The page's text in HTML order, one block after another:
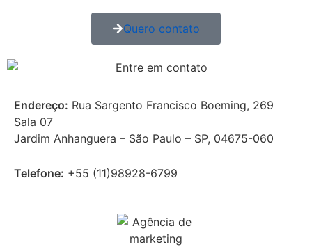
Quero contato
Endereço: Rua Sargento Francisco Boeming, 269
Sala 07
Jardim Anhanguera – São Paulo – SP, 04675-060
Telefone: +55 (11)98928-6799